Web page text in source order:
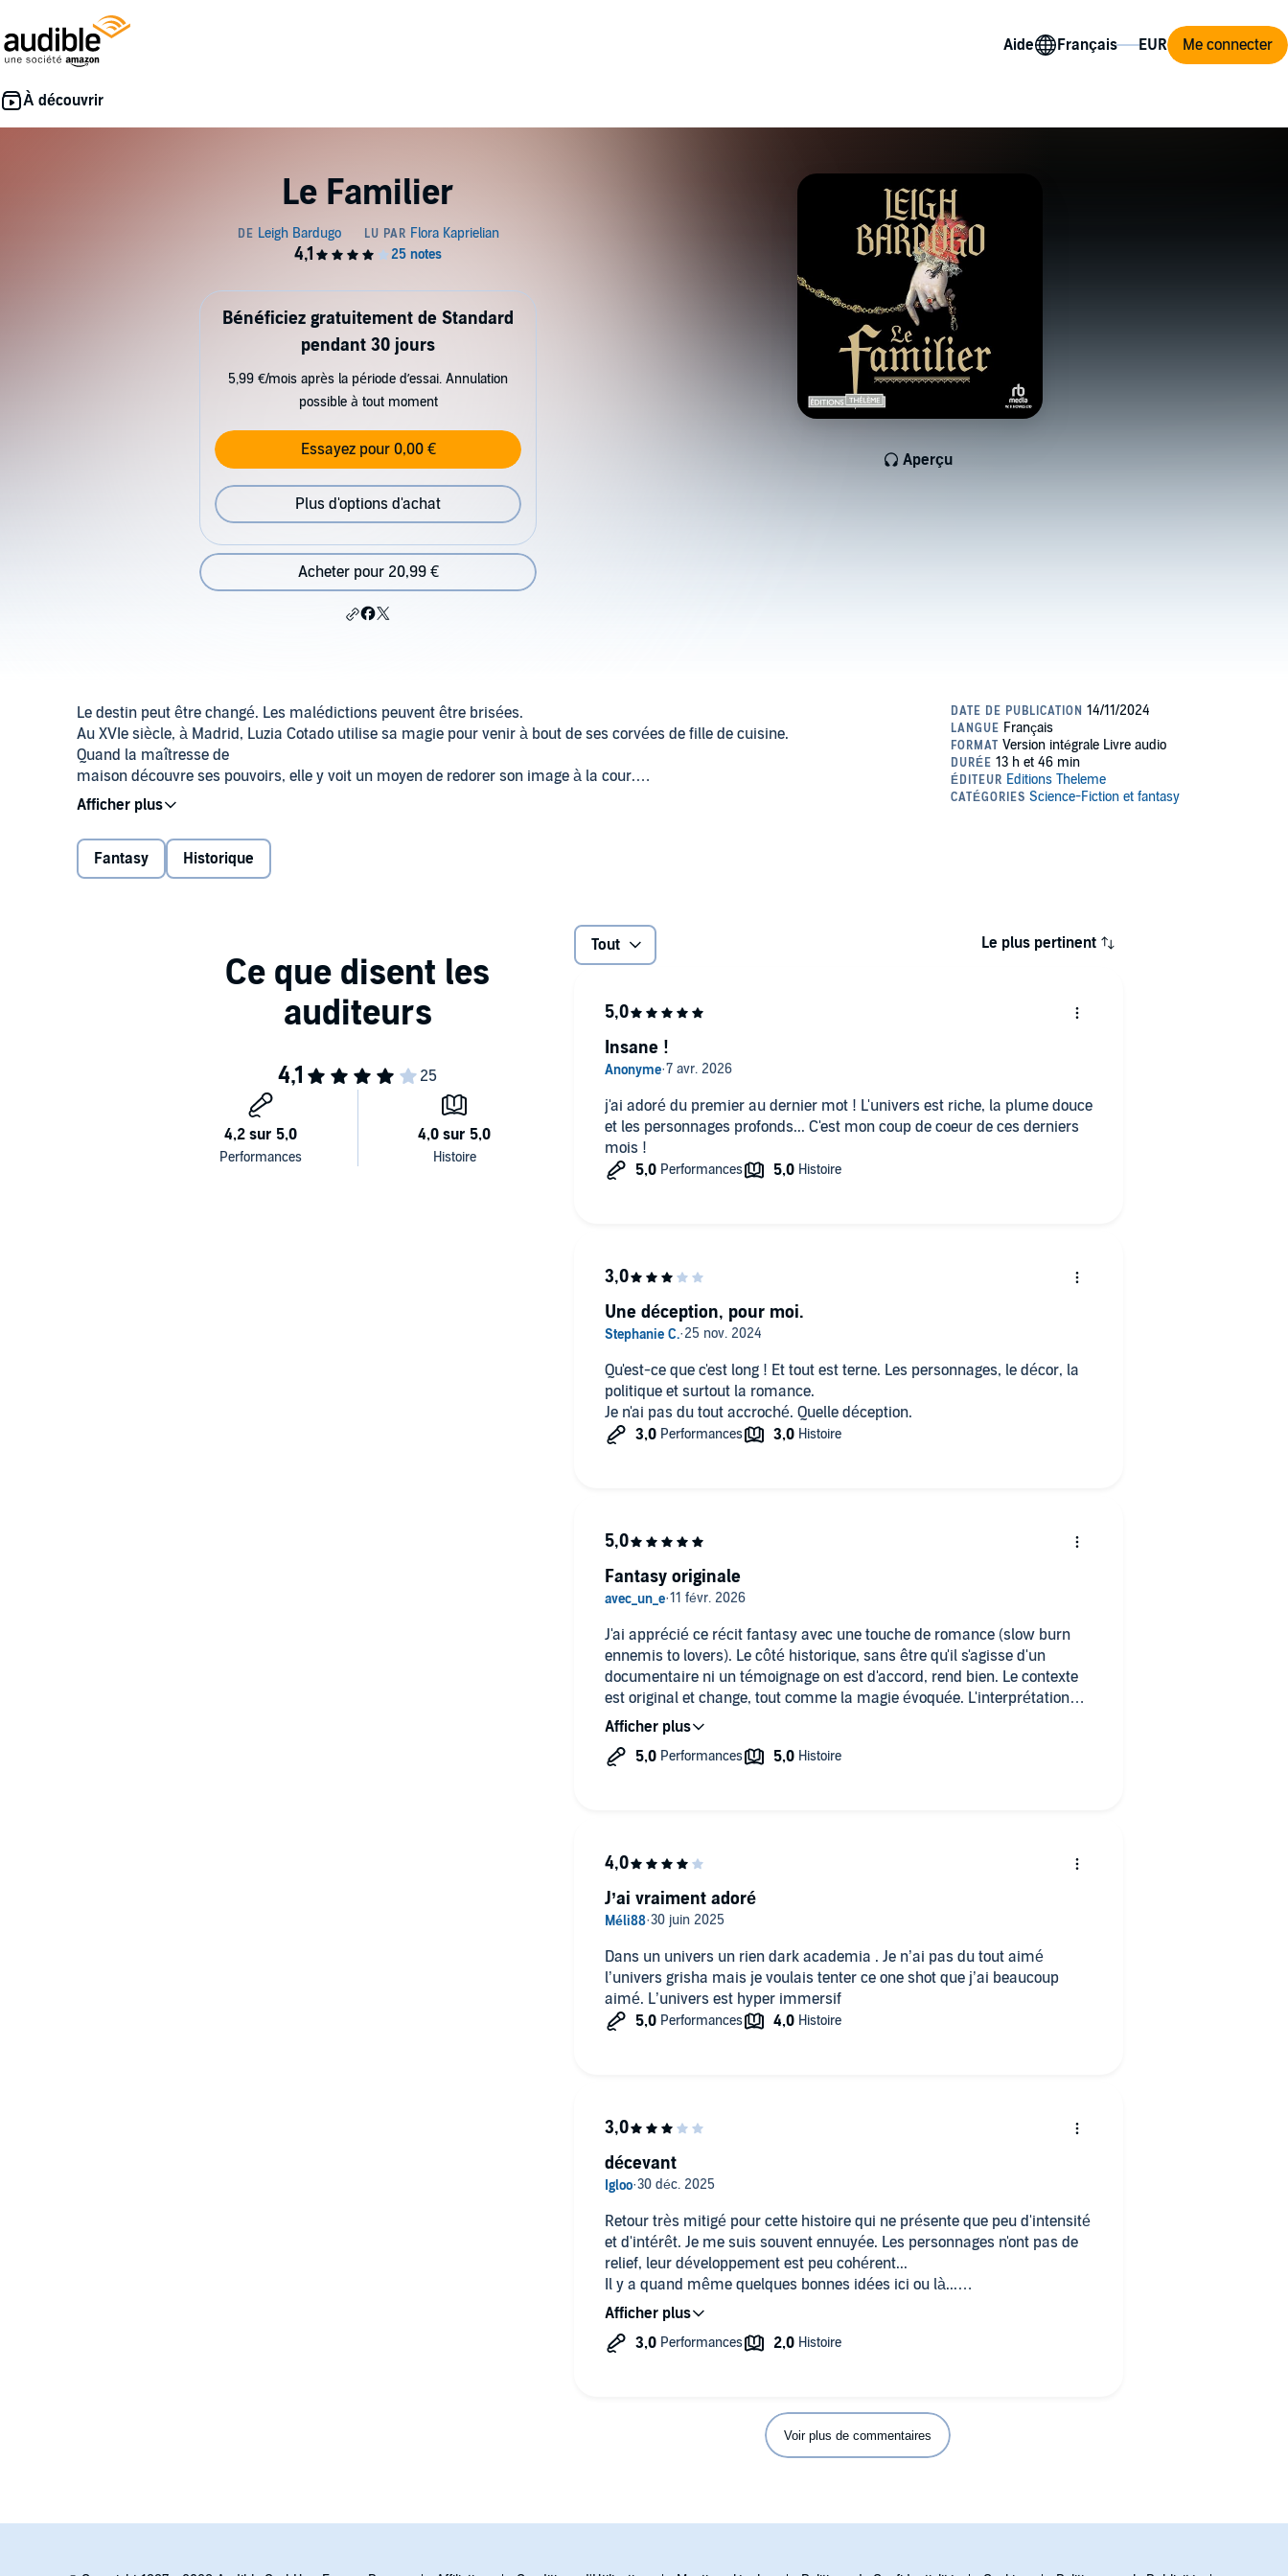
Aide Me connecter
Le Familier
Aperçu
Bénéficiez gratuitement de Standard
pendant 30 jours
5,99 €/mois après la période d’essai. Annulation
possible à tout moment
Essayez pour 0,00 €
Plus d'options d'achat
Acheter pour 20,99 €
Le destin peut être changé. Les malédictions peuvent être brisées.
Au XVIe siècle, à Madrid, Luzia Cotado utilise sa magie pour venir à bout de ses corvées de fille de cuisine.
Quand la maîtresse de
maison découvre ses pouvoirs, elle y voit un moyen de redorer son image à la cour.
Mais les tours qu'elle exécute au plus grand plaisir des nobles deviennent un jeu dangereux pour Luzia
lorsqu'elle attire l'attention d'Antonio Pérez, premier secrétaire du Roi. Ce dernier est prêt à tout pour offrir un
avantage stratégique au souverain, encore sous le choc de sa défaite contre la reine Elizabeth d'Angleterre.
immortel à la sinistre réputation, qui l'aidera à parfaire sa magie. Terrifiée à l'idée que ses origines juives
soient révélées à l'Inquisition, elle devra utiliser toute sa ruse si elle espère survivre aux intrigues de ce monde
où la corruption se cache sous la moindre feuille d'or.
Traduit de l'anglais par Raphaëlle Pache.
"Captivant... Les personnages de Leigh Bardugo sont tellement réalistes qu'on croit vivre à leurs côtés au fil des
pages.' Diana Gabaldon, autrice de la saga Outlander
"Un conte complexe richement construit... J'ai aimé chaque mot de ce roman, c'est une lecture incontournable
pour tous ceux qui cherchent à ajouter un grain de magie à leur vie.' Deborah Harkness, autrice du Livre perdu
Traduit par Raphaëlle O'Brien-Pache©2024 Leigh Bardugo (P)2024 W.F. Howes Ltd
Fantasy Historique
Tout Le plus pertinent
j'ai adoré du premier au dernier mot ! L'univers est riche, la plume douce
et les personnages profonds... C'est mon coup de coeur de ces derniers
mois !
Insane !
Qu'est-ce que c'est long ! Et tout est terne. Les personnages, le décor, la
politique et surtout la romance.
Je n'ai pas du tout accroché. Quelle déception.
Une déception, pour moi.
J'ai apprécié ce récit fantasy avec une touche de romance (slow burn
ennemis to lovers). Le côté historique, sans être qu'il s'agisse d'un
documentaire ni un témoignage on est d'accord, rend bien. Le contexte
est original et change, tout comme la magie évoquée. L'interprétation
est très bonne. Je me suis régalée.
Fantasy originale
Dans un univers un rien dark academia . Je n’ai pas du tout aimé
l’univers grisha mais je voulais tenter ce one shot que j’ai beaucoup
aimé. L’univers est hyper immersif
J’ai vraiment adoré
Retour très mitigé pour cette histoire qui ne présente que peu d'intensité
et d'intérêt. Je me suis souvent ennuyée. Les personnages n'ont pas de
relief, leur développement est peu cohérent...
Il y a quand même quelques bonnes idées ici ou là...
La lecture est bien sans plus. 1er et dernier livre de cette autrice pour
décevant
Voir plus de commentaires